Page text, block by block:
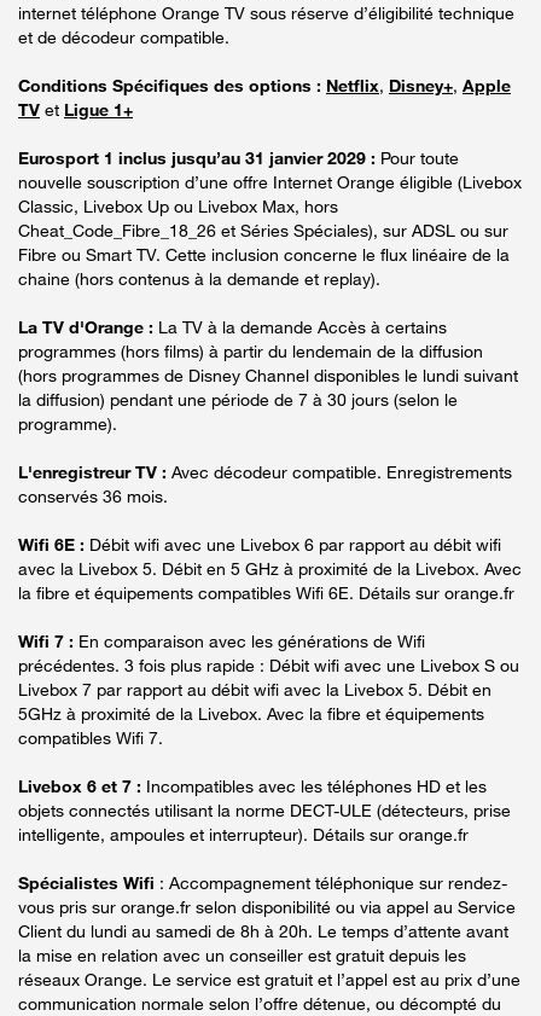
internet téléphone Orange TV sous réserve d’éligibilité technique
et de décodeur compatible.
Conditions Spécifiques des options : Netflix, Disney+, Apple
TV et Ligue 1+
Eurosport 1 inclus jusqu’au 31 janvier 2029 : Pour toute
nouvelle souscription d’une offre Internet Orange éligible (Livebox
Classic, Livebox Up ou Livebox Max, hors
Cheat_Code_Fibre_18_26 et Séries Spéciales), sur ADSL ou sur
Fibre ou Smart TV. Cette inclusion concerne le flux linéaire de la
chaine (hors contenus à la demande et replay).
La TV d'Orange : La TV à la demande Accès à certains
programmes (hors films) à partir du lendemain de la diffusion
(hors programmes de Disney Channel disponibles le lundi suivant
la diffusion) pendant une période de 7 à 30 jours (selon le
programme).
L'enregistreur TV : Avec décodeur compatible. Enregistrements
conservés 36 mois.
Wifi 6E : Débit wifi avec une Livebox 6 par rapport au débit wifi
avec la Livebox 5. Débit en 5 GHz à proximité de la Livebox. Avec
la fibre et équipements compatibles Wifi 6E. Détails sur orange.fr
Wifi 7 : En comparaison avec les générations de Wifi
précédentes. 3 fois plus rapide : Débit wifi avec une Livebox S ou
Livebox 7 par rapport au débit wifi avec la Livebox 5. Débit en
5GHz à proximité de la Livebox. Avec la fibre et équipements
compatibles Wifi 7.
Livebox 6 et 7 : Incompatibles avec les téléphones HD et les
objets connectés utilisant la norme DECT-ULE (détecteurs, prise
intelligente, ampoules et interrupteur). Détails sur orange.fr
Spécialistes Wifi : Accompagnement téléphonique sur rendez-
vous pris sur orange.fr selon disponibilité ou via appel au Service
Client du lundi au samedi de 8h à 20h. Le temps d’attente avant
la mise en relation avec un conseiller est gratuit depuis les
réseaux Orange. Le service est gratuit et l’appel est au prix d’une
communication normale selon l’offre détenue, ou décompté du